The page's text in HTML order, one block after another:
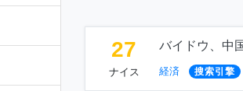
27
ナイス
バイドウ、中
経済 搜索引擎